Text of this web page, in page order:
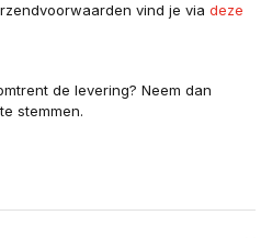
vind je via deze
de levering? Neem dan
stemmen.